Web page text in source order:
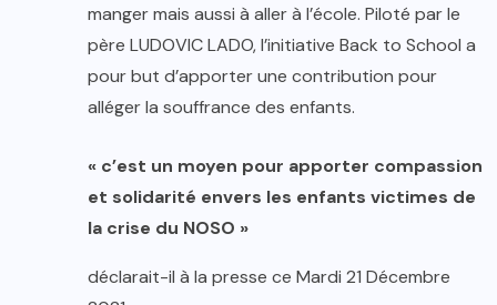
manger mais aussi à aller à l’école. Piloté par le
père LUDOVIC LADO, l’initiative Back to School a
pour but d’apporter une contribution pour
alléger la souffrance des enfants.
« c’est un moyen pour apporter compassion
et solidarité envers les enfants victimes de
la crise du NOSO »
déclarait-il à la presse ce Mardi 21 Décembre